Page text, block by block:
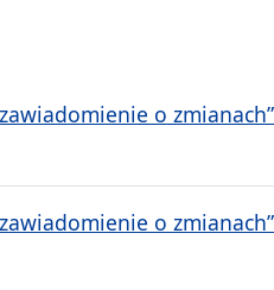
o zmianach”
o zmianach”